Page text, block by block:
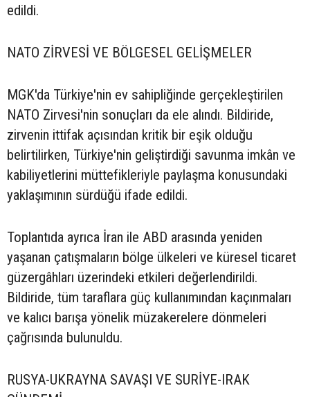
edildi.
NATO ZİRVESİ VE BÖLGESEL GELİŞMELER
MGK'da Türkiye'nin ev sahipliğinde gerçekleştirilen
NATO Zirvesi'nin sonuçları da ele alındı. Bildiride,
zirvenin ittifak açısından kritik bir eşik olduğu
belirtilirken, Türkiye'nin geliştirdiği savunma imkân ve
kabiliyetlerini müttefikleriyle paylaşma konusundaki
yaklaşımının sürdüğü ifade edildi.
Toplantıda ayrıca İran ile ABD arasında yeniden
yaşanan çatışmaların bölge ülkeleri ve küresel ticaret
güzergâhları üzerindeki etkileri değerlendirildi.
Bildiride, tüm taraflara güç kullanımından kaçınmaları
ve kalıcı barışa yönelik müzakerelere dönmeleri
çağrısında bulunuldu.
RUSYA-UKRAYNA SAVAŞI VE SURİYE-IRAK